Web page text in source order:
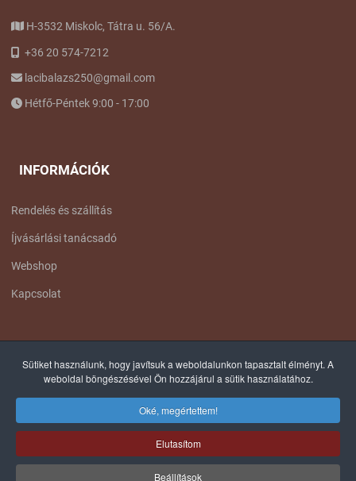
Sütiket használunk, hogy javítsuk a weboldalunkon tapasztalt élményt. A
weboldal böngészésével Ön hozzájárul a sütik használatához.
Oké, megértettem!
Elutasítom
Beállítások
H-3532 Miskolc, Tátra u. 56/A.
+36 20 574-7212
lacibalazs250@gmail.com
Hétfő-Péntek 9:00 - 17:00
INFORMÁCIÓK
Rendelés és szállítás
Íjvásárlási tanácsadó
Webshop
Kapcsolat
© 2012-2025 COPYRIGHT, TÁLTOS ÍJÁSZ - MINDEN JOG FENNTARTVA! |